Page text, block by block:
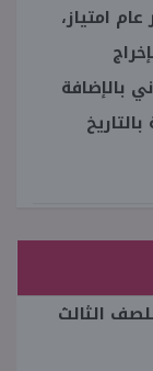
امتياز،
بالإضافة
الثالث